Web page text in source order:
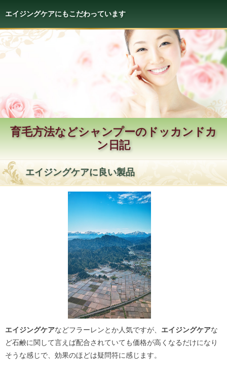
エイジングケアにもこだわっています
育毛方法などシャンプーのドッカンドカ
ン日記
エイジングケアに良い製品
エイジングケアなどフラーレンとか人気ですが、 エイジングケアな
ど石鹸に関して言えば配合されていても価格が高くなるだけになり
そうな感じで、効果のほどは疑問符に感じます。